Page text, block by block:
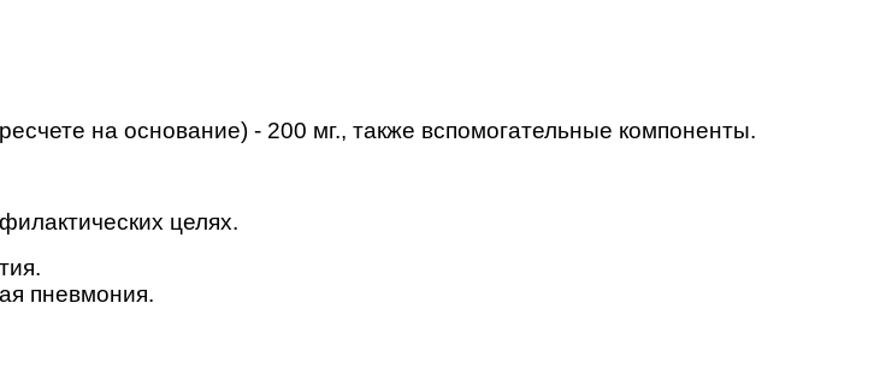
на основание) - 200 мг., также вспомогательные компоненты.
целях.
пневмония.